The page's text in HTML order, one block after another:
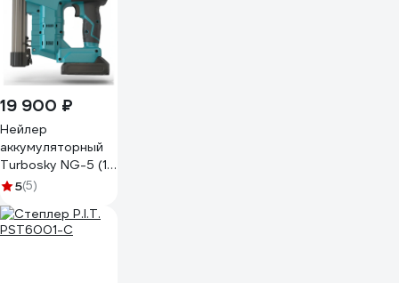
19 900 ₽
Нейлер
аккумуляторный
Turbosky NG-5 (1
АКБ) 936
5(5)